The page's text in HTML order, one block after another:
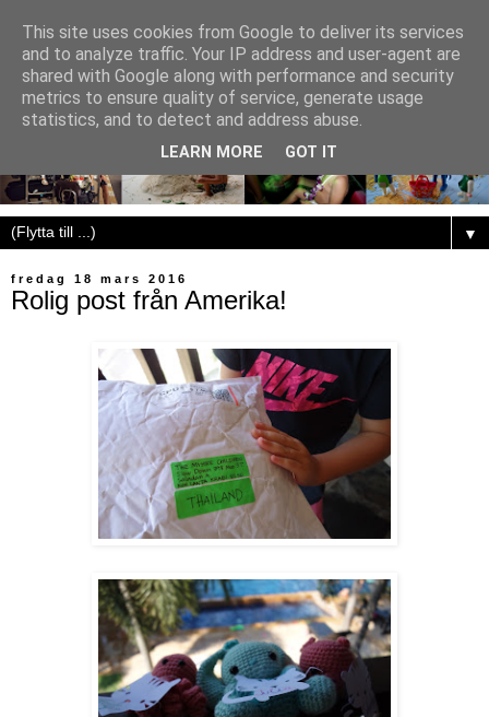
▼
fredag 18 mars 2016
Rolig post från Amerika!
This site uses cookies from Google to deliver its services
and to analyze traffic. Your IP address and user-agent are
shared with Google along with performance and security
metrics to ensure quality of service, generate usage
statistics, and to detect and address abuse.
LEARN MORE GOT IT